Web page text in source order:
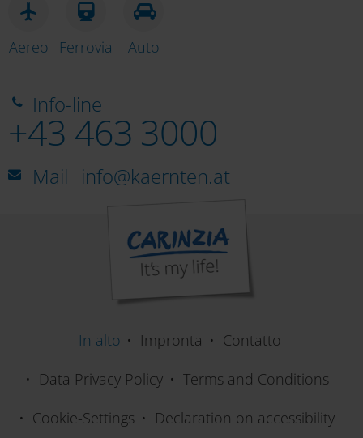
Aereo Ferrovia Auto
Info-line
+43 463 3000
Mail info@kaernten.at
In alto Impronta
Contatto
Data Privacy Policy
Terms and Conditions
Cookie-Settings
Declaration on accessibility